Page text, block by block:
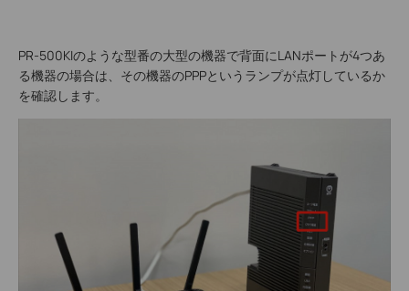
PR-500KIのような型番の大型の機器で背面にLANポートが4つあ
る機器の場合は、その機器のPPPというランプが点灯しているか
を確認します。